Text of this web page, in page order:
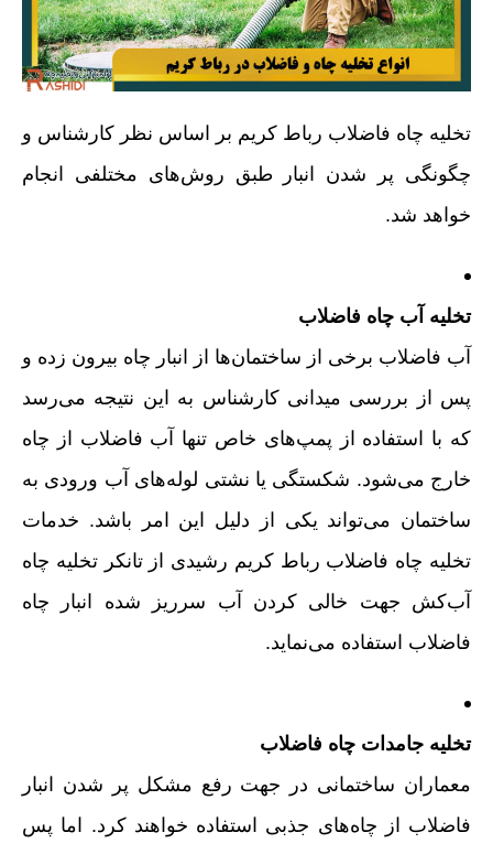
تخلیه چاه فاضلاب رباط کریم بر اساس نظر کارشناس و
چگونگی پر شدن انبار طبق روش‌های مختلفی انجام
خواهد شد.
تخلیه آب چاه فاضلاب
آب فاضلاب برخی از ساختمان‌ها از انبار چاه بیرون زده و
پس از بررسی میدانی کارشناس به این نتیجه می‌رسد
که با استفاده از پمپ‌های خاص تنها آب فاضلاب از چاه
خارج می‌شود. شکستگی یا نشتی لوله‌های آب ورودی به
ساختمان می‌تواند یکی از دلیل این امر باشد. خدمات
تخلیه چاه فاضلاب رباط کریم رشیدی از تانکر تخلیه چاه
آب‌کش جهت خالی کردن آب سرریز شده انبار چاه
فاضلاب استفاده می‌نماید.
تخلیه جامدات چاه فاضلاب
معماران ساختمانی در جهت رفع مشکل پر شدن انبار
فاضلاب از چاه‌های جذبی استفاده خواهند کرد. اما پس